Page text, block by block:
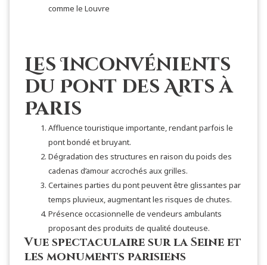
comme le Louvre
Les Inconvénients
du Pont des Arts à
Paris
Affluence touristique importante, rendant parfois le
pont bondé et bruyant.
Dégradation des structures en raison du poids des
cadenas d’amour accrochés aux grilles.
Certaines parties du pont peuvent être glissantes par
temps pluvieux, augmentant les risques de chutes.
Présence occasionnelle de vendeurs ambulants
proposant des produits de qualité douteuse.
Vue spectaculaire sur la Seine et
les monuments parisiens